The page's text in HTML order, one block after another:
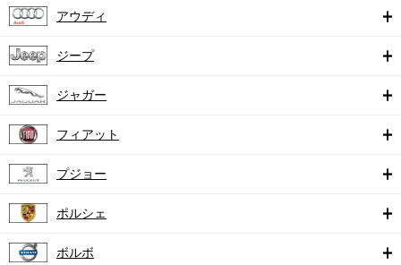
アウディ
ジープ
ジャガー
フィアット
プジョー
ポルシェ
ボルボ